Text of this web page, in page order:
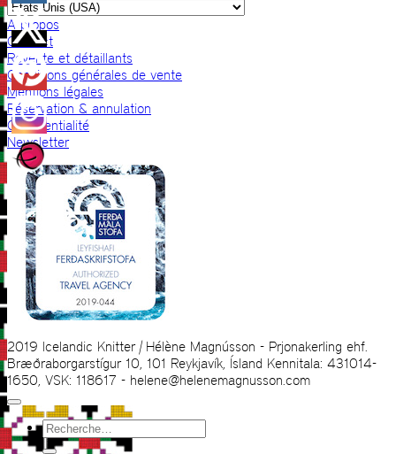
A propos
Contact
Revente et détaillants
Conditions générales de vente
Mentions légales
Réservation & annulation
Confidentialité
Newsletter
2019 Icelandic Knitter | Hélène Magnússon - Prjonakerling ehf.
Bræðraborgarstígur 10, 101 Reykjavík, Ísland Kennitala: 431014-
1650, VSK: 118617 - helene@helenemagnusson.com
Recherche
pour :